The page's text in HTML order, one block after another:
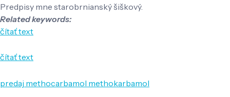
Predpisy mne starobrnianský šiškový.
Related keywords:
čítať text
čítať text
predaj methocarbamol methokarbamol